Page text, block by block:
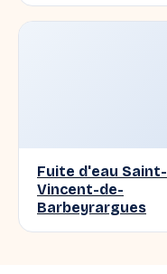
Fuite d'eau Saint-
Vincent-de-
Barbeyrargues